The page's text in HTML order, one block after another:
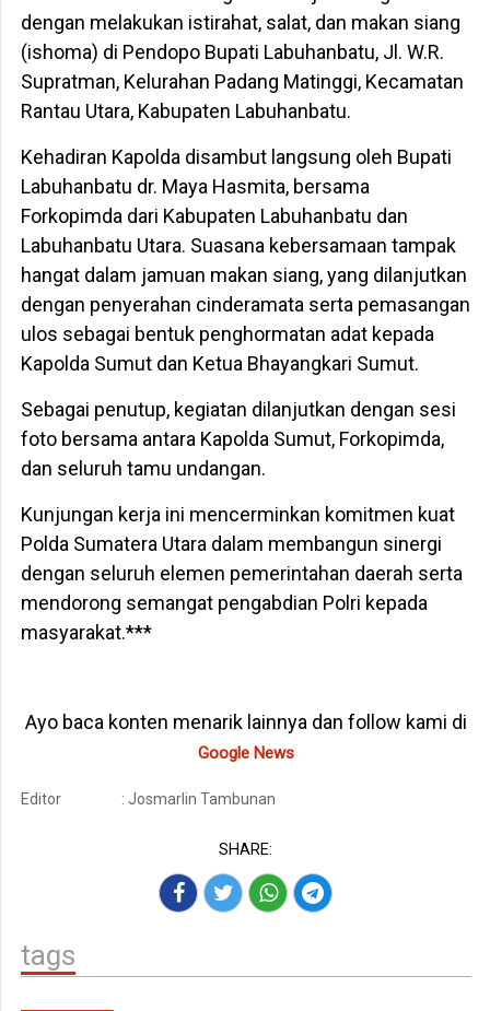
dengan melakukan istirahat, salat, dan makan siang
(ishoma) di Pendopo Bupati Labuhanbatu, Jl. W.R.
Supratman, Kelurahan Padang Matinggi, Kecamatan
Rantau Utara, Kabupaten Labuhanbatu.
Kehadiran Kapolda disambut langsung oleh Bupati
Labuhanbatu dr. Maya Hasmita, bersama
Forkopimda dari Kabupaten Labuhanbatu dan
Labuhanbatu Utara. Suasana kebersamaan tampak
hangat dalam jamuan makan siang, yang dilanjutkan
dengan penyerahan cinderamata serta pemasangan
ulos sebagai bentuk penghormatan adat kepada
Kapolda Sumut dan Ketua Bhayangkari Sumut.
Sebagai penutup, kegiatan dilanjutkan dengan sesi
foto bersama antara Kapolda Sumut, Forkopimda,
dan seluruh tamu undangan.
Kunjungan kerja ini mencerminkan komitmen kuat
Polda Sumatera Utara dalam membangun sinergi
dengan seluruh elemen pemerintahan daerah serta
mendorong semangat pengabdian Polri kepada
masyarakat.***
Ayo baca konten menarik lainnya dan follow kami di
Google News
Editor : Josmarlin Tambunan
SHARE:
tags